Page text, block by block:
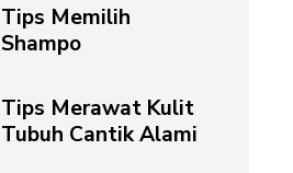
Tips Memilih
Shampo
Tips Merawat Kulit
Tubuh Cantik Alami